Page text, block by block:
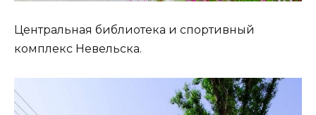
Центральная библиотека и спортивный
комплекс Невельска.